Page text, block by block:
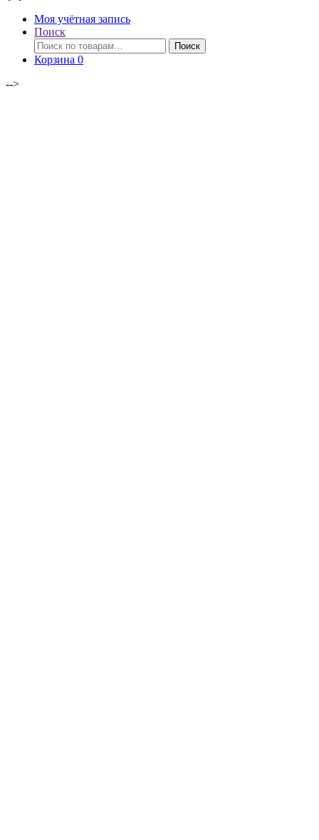
Моя учётная запись
Поиск
Искать:
Поиск
Корзина 0
-->